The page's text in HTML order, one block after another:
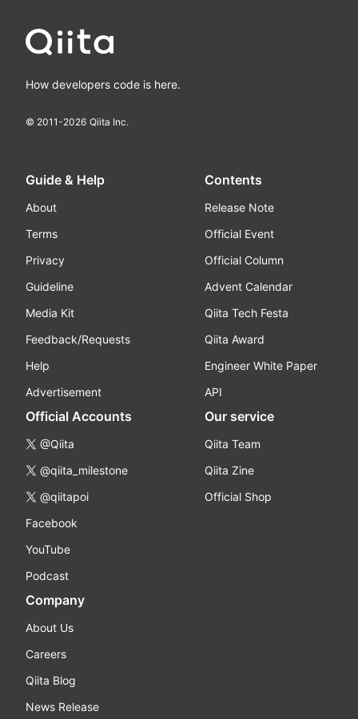
How developers code is here.
© 2011-2026 Qiita Inc.
Guide & Help
About
Terms
Privacy
Guideline
Media Kit
Feedback/Requests
Help
Advertisement
Contents
Release Note
Official Event
Official Column
Advent Calendar
Qiita Tech Festa
Qiita Award
Engineer White Paper
API
Official Accounts
@Qiita
@qiita_milestone
@qiitapoi
Facebook
YouTube
Podcast
Our service
Qiita Team
Qiita Zine
Official Shop
Company
About Us
Careers
Qiita Blog
News Release